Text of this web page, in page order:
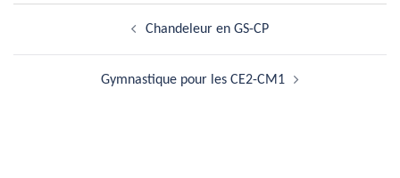
Chandeleur en GS-CP
Gymnastique pour les CE2-CM1